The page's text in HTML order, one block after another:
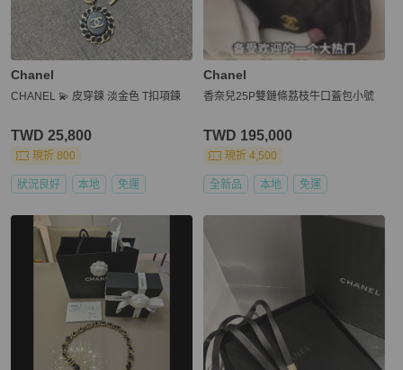
Chanel
CHANEL 💫 皮穿鍊 淡金色 T扣項鍊
TWD 25,800
現折 800
狀況良好 本地 免運
Chanel
香奈兒25P雙鏈條荔枝牛口蓋包小號
TWD 195,000
現折 4,500
全新品 本地 免運